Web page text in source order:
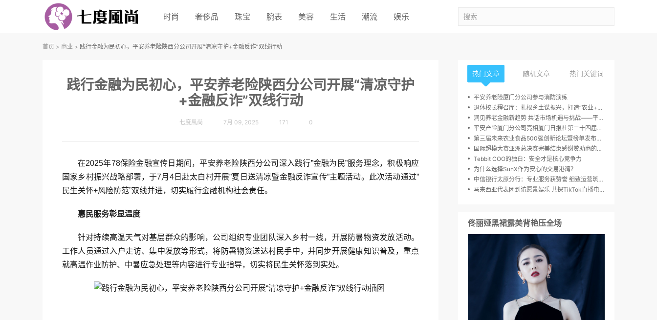
时尚 奢侈品 珠宝 腕表 美容 生活 潮流 娱乐
首页 > 商业 > 践行金融为民初心，平安养老险陕西分公司开展“清凉守护+金融反诈”双线行动
践行金融为民初心，平安养老险陕西分公司开展“清凉守护
+金融反诈”双线行动
七度風尚 7月 09, 2025 171 0
在2025年78保险金融宣传日期间，平安养老险陕西分公司深入践行”金融为民”服务理念，积极响应
国家乡村振兴战略部署，于7月4日赴太白村开展”夏日送清凉暨金融反诈宣传”主题活动。此次活动通过”
民生关怀+风险防范”双线并进，切实履行金融机构社会责任。
惠民服务彰显温度
针对持续高温天气对基层群众的影响，公司组织专业团队深入乡村一线，开展防暑物资发放活动。
工作人员通过入户走访、集中发放等形式，将防暑物资送达村民手中，并同步开展健康知识普及，重点
就高温作业防护、中暑应急处理等内容进行专业指导，切实将民生关怀落到实处。
热门文章 随机文章 热门关键词
平安养老险厦门分公司参与消防演练
退休校长程召库：扎根乡土谋振兴，打造“农业+多业态”融合发展新样本
洞见养老金融新趋势 共话市场机遇与挑战——平安养老广东分公司年金客户论坛在京成功举办
平安产险厦门分公司亮相厦门日报社第二十四届读者嘉年华活动
第三届未来农业食品500强创新论坛暨榜单发布周，10月23日于深圳圆满举行
国际超模大赛亚洲总决赛完美结束感谢赞助商的大力支持
Tebbit COO的独白：安全才是核心竞争力
为什么选择SunX作为安心的交易港湾？
中信银行太原分行：专业服务获赞誉 细致运营筑信任
马来西亚代表团到访愿景娱乐 共探TikTok直播电商增长新路径
佟丽娅黑裙露美背艳压全场